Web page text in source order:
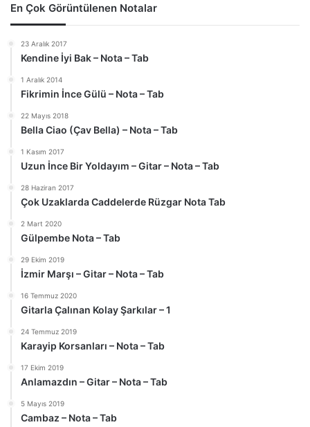
En Çok Görüntülenen Notalar
23 Aralık 2017
Kendine İyi Bak – Nota – Tab
1 Aralık 2014
Fikrimin İnce Gülü – Nota – Tab
22 Mayıs 2018
Bella Ciao (Çav Bella) – Nota – Tab
1 Kasım 2017
Uzun İnce Bir Yoldayım – Gitar – Nota – Tab
28 Haziran 2017
Çok Uzaklarda Caddelerde Rüzgar Nota Tab
2 Mart 2020
Gülpembe Nota – Tab
29 Ekim 2019
İzmir Marşı – Gitar – Nota – Tab
16 Temmuz 2020
Gitarla Çalınan Kolay Şarkılar – 1
24 Temmuz 2019
Karayip Korsanları – Nota – Tab
17 Ekim 2019
Anlamazdın – Gitar – Nota – Tab
5 Mayıs 2019
Cambaz – Nota – Tab